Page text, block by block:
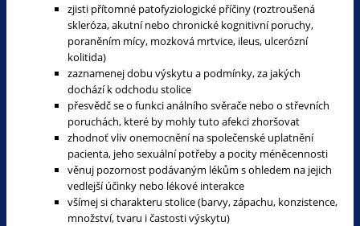
zjisti přítomné patofyziologické příčiny (roztroušená
skleróza, akutní nebo chronické kognitivní poruchy,
poraněním mícy, mozková mrtvice, ileus, ulcerózní
kolitida)
zaznamenej dobu výskytu a podmínky, za jakých
dochází k odchodu stolice
přesvědč se o funkci análního svěrače nebo o střevních
poruchách, které by mohly tuto afekci zhoršovat
zhodnoť vliv onemocnění na společenské uplatnění
pacienta, jeho sexuální potřeby a pocity méněcennosti
věnuj pozornost podávaným lékům s ohledem na jejich
vedlejší účinky nebo lékové interakce
všímej si charakteru stolice (barvy, zápachu, konzistence,
množství, tvaru i častosti výskytu)